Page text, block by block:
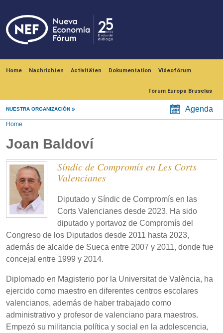
Home Nachrichten Activitäten Dokumentation Videofórum
Fórum Europa Bruselas
NUESTRA ORGANIZACIÓN Agenda
Home
Joan Baldoví
Síndic de Compromís en Les Corts
Valencianes
Diputado y Síndic de Compromís en las
Corts Valencianes desde 2023. Ha sido
diputado y portavoz de Compromís del
Congreso de los Diputados desde 2011 hasta 2023,
además de alcalde de Sueca entre 2007 y 2011, donde fue
concejal entre 1999 y 2014.
Diplomado en Magisterio por la Universitat de València, ha
ejercido como maestro en diferentes centros escolares
valencianos, además de haber trabajado como
administrativo y profesor de valenciano para maestros.
Empezó su militancia política y social en la adolescencia,